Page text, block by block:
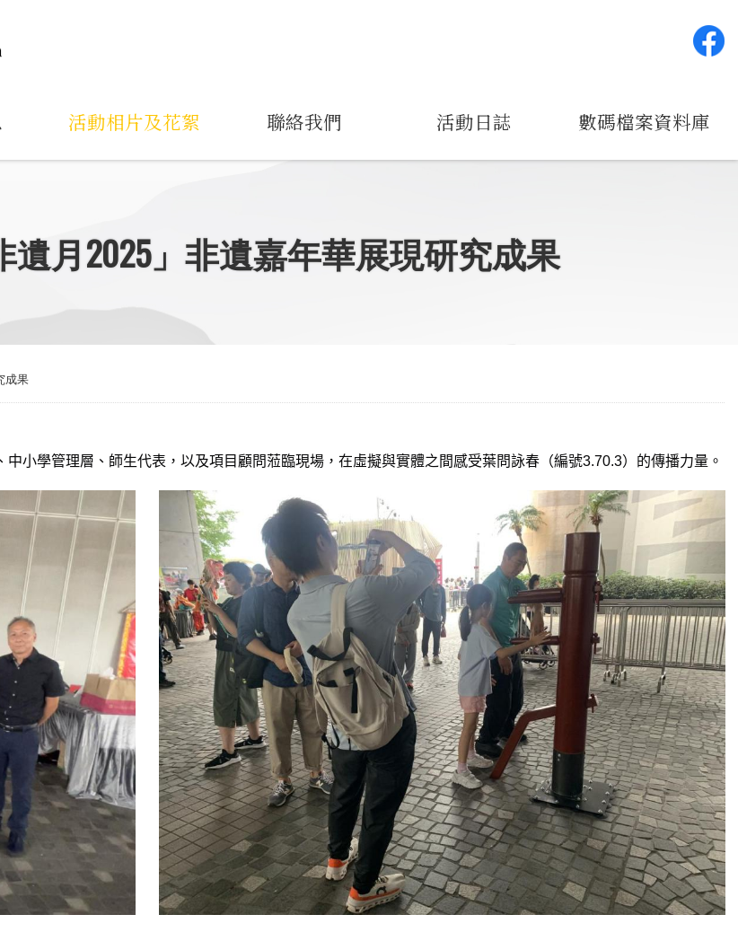
活動相片及花絮 聯絡我們 活動日誌 數碼檔案資料庫
月2025」非遺嘉年華展現研究成果
成果
小學管理層、師生代表，以及項目顧問蒞臨現場，在虛擬與實體之間感受葉問詠春（編號3.70.3）的傳播力量。